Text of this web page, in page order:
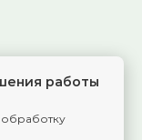
работы
обработку